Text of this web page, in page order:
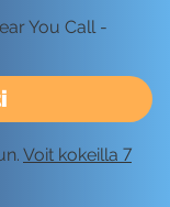
You Call -
Voit kokeilla 7